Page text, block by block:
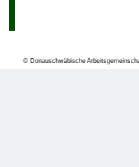
© Donauschwäbische